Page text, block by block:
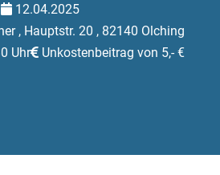
12.04.2025
, Hauptstr. 20 , 82140 Olching
Uhr
Unkostenbeitrag von 5,- €